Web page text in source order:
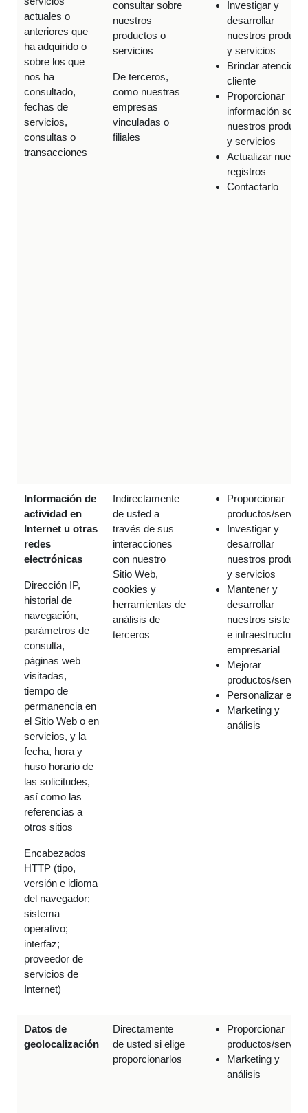
actuales o
anteriores que
ha adquirido o
sobre los que
nos ha
consultado,
fechas de
servicios,
consultas o
transacciones
consultar sobre
nuestros
productos o
servicios
De terceros,
como nuestras
empresas
vinculadas o
filiales
Investigar y
desarrollar
nuestros
y servicios
Brindar atención
cliente
Proporcionar
información sobre
nuestros
y servicios
Actualizar
registros
Contactarlo
Información de
actividad en
Internet u otras
redes
electrónicas
Dirección IP,
historial de
navegación,
parámetros de
consulta,
páginas web
visitadas,
tiempo de
permanencia en
el Sitio Web o en
servicios, y la
fecha, hora y
huso horario de
las solicitudes,
así como las
referencias a
otros sitios
Encabezados
HTTP (tipo,
versión e idioma
del navegador;
sistema
operativo;
interfaz;
proveedor de
servicios de
Internet)
Indirectamente
de usted a
través de sus
interacciones
con nuestro
Sitio Web,
cookies y
herramientas de
análisis de
terceros
Proporcionar
productos/
Investigar y
desarrollar
nuestros
y servicios
Mantener y
desarrollar
nuestros
e infraestructura
empresarial
Mejorar
productos/
Personalizar el
Marketing y
análisis
Datos de
geolocalización
Directamente
de usted si elige
proporcionarlos
Proporcionar
productos/
Marketing y
análisis